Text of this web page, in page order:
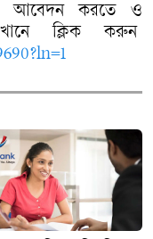
আবেদন করতে
ও
ক্লিক
করুন